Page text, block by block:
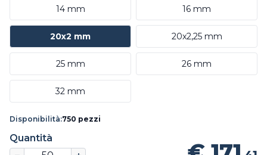
14 mm 16 mm
20x2 mm 20x2,25 mm
25 mm 26 mm
32 mm
Disponibilità:750 pezzi
Quantità